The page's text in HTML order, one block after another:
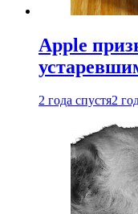
Apple
2 года спустя2